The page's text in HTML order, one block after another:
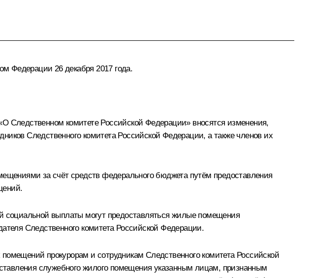
Федерации 26 декабря 2017 года.
комитете Российской Федерации» вносятся изменения,
Следственного комитета Российской Федерации, а также членов их
за счёт средств федерального бюджета путём предоставления
выплаты могут предоставляться жилые помещения
Следственного комитета Российской Федерации.
прокурорам и сотрудникам Следственного комитета Российской
служебного жилого помещения указанным лицам, признанным